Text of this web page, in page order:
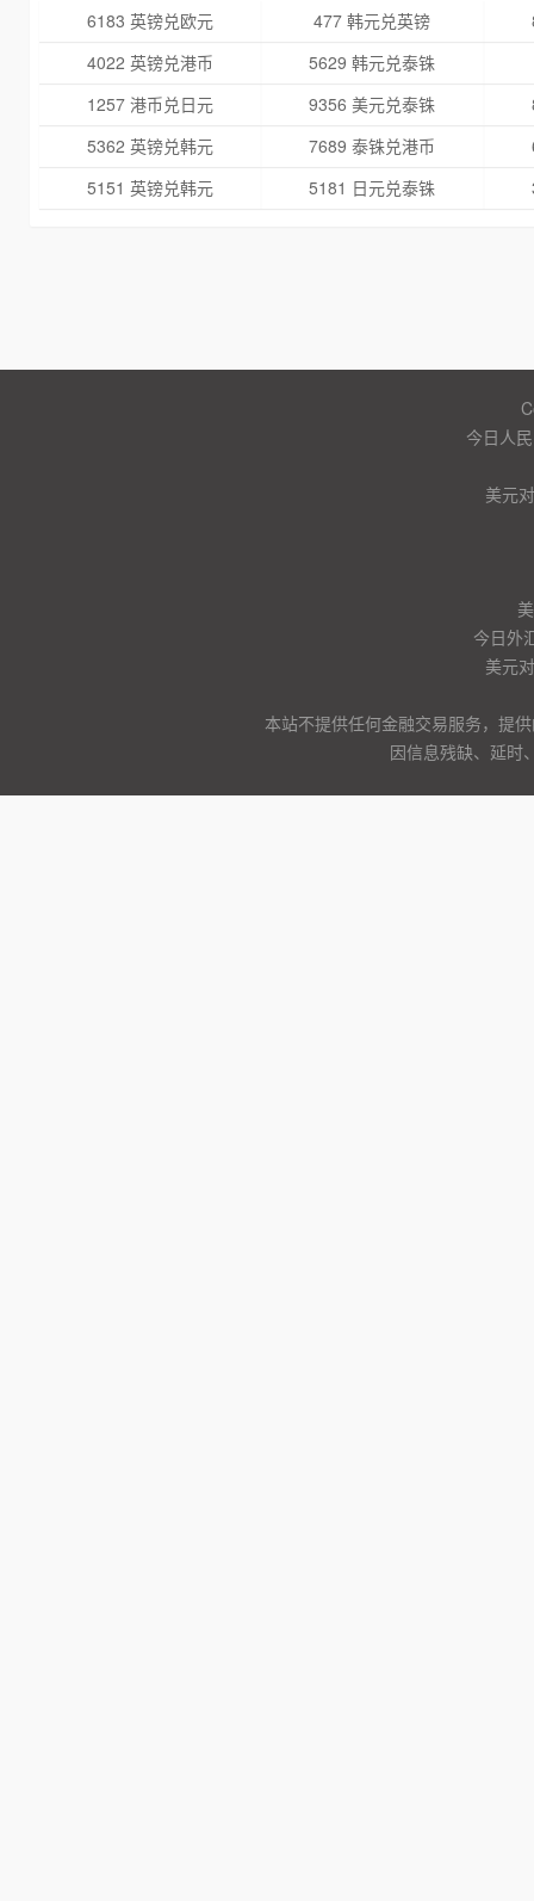
6183 英镑兑欧元 477 韩元兑英镑
4022 英镑兑港币
5629 韩元兑泰铢
1257 港币兑日元
9356 美元兑泰铢
5362 英镑兑韩元
7689 泰铢兑港币
5151 英镑兑韩元
5181 日元兑泰铢
今日人
美元
今日外
美元
本站不提供任何金融交易服务，提
因信息残缺、延时